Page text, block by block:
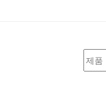
검
색